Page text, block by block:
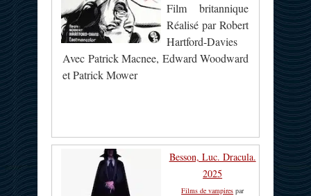
Film britannique
Réalisé par Robert
Hartford-Davies
Avec Patrick Macnee, Edward Woodward
et Patrick Mower
Besson, Luc. Dracula.
2025
Films de vampires par